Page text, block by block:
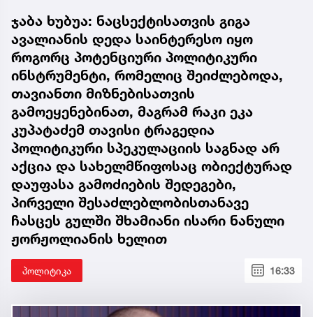
ჯაბა ხუბუა: ნაცსექტისათვის გიგა
ავალიანის დედა საინტერესო იყო
როგორც პოტენციური პოლიტიკური
ინსტრუმენტი, რომელიც შეიძლებოდა,
თავიანთი მიზნებისათვის
გამოეყენებინათ, მაგრამ რაკი ეკა
კუპატაძემ თავისი ტრაგედია
პოლიტიკური სპეკულაციის საგნად არ
აქცია და სახელმწიფოსაც ობიექტურად
დაუფასა გამოძიების შედეგები,
პირველი შესაძლებლობისთანავე
ჩასცეს გულში შხამიანი ისარი ნანული
ჟორჟოლიანის ხელით
პოლიტიკა 16:33